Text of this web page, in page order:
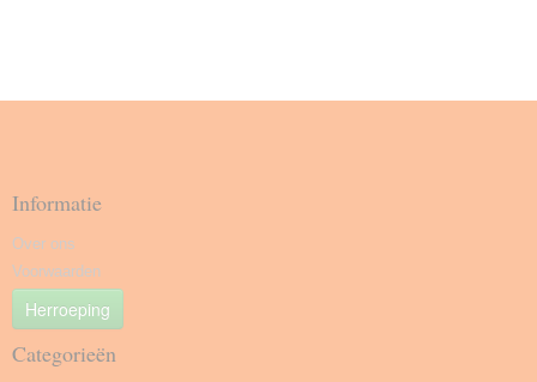
Informatie
Over ons
Voorwaarden
Herroeping
Categorieën